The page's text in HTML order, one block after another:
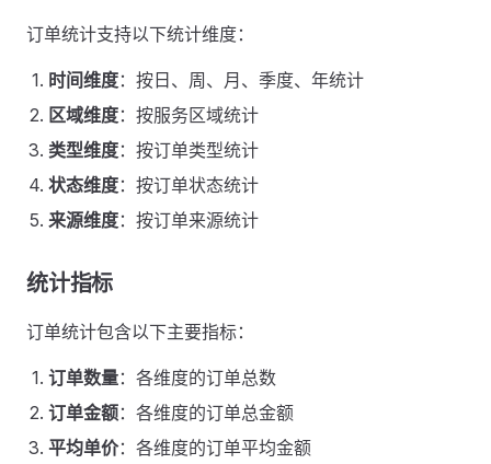
订单统计支持以下统计维度：
时间维度：按日、周、月、季度、年统计
区域维度：按服务区域统计
类型维度：按订单类型统计
状态维度：按订单状态统计
来源维度：按订单来源统计
统计指标
订单统计包含以下主要指标：
订单数量：各维度的订单总数
订单金额：各维度的订单总金额
平均单价：各维度的订单平均金额